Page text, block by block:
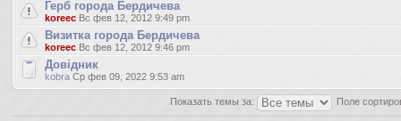
Герб города Бердичева
koreec Вс фев 12, 2012 9:49 pm
Визитка города Бердичева
koreec Вс фев 12, 2012 9:46 pm
Довідник
kobra Ср фев 09, 2022 9:53 am
Показать темы за: Поле